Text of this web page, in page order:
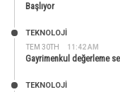
Başlıyor
TEM 30TH 11:42 AM
TEKNOLOJİ
Gayrimenkul değerleme
TEKNOLOJİ